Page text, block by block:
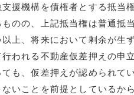
援機構を債権者とする抵当
のの、上記抵当権は普通抵当
上、将来において剰余が生
われる不動産仮差押えの申立
も、仮差押えが認められてい
いことを前提としているから